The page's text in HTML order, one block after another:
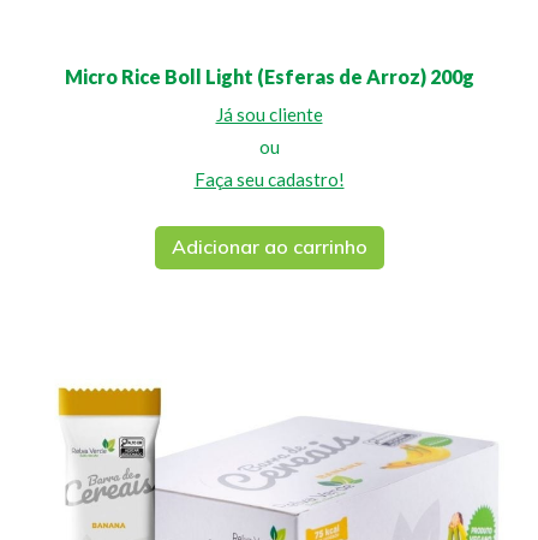
Micro Rice Boll Light (Esferas de Arroz) 200g
Já sou cliente
ou
Faça seu cadastro!
Adicionar ao carrinho